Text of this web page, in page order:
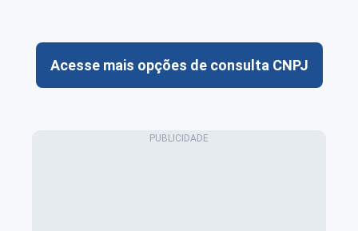
Acesse mais opções de consulta CNPJ